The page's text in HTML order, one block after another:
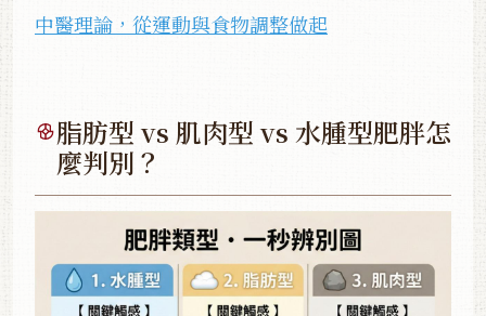
中醫理論，從運動與食物調整做起
脂肪型 vs 肌肉型 vs 水腫型肥胖怎
麼判別？